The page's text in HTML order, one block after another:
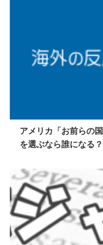
アメリカ「お前らの
を選ぶなら誰になる？